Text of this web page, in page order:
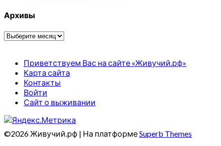
Архивы
Архивы
Приветствуем Вас на сайте «Живучий.рф»
Карта сайта
Контакты
Войти
Сайт о выживании
©2026 Живучий.рф | На платформеSuperb Themes